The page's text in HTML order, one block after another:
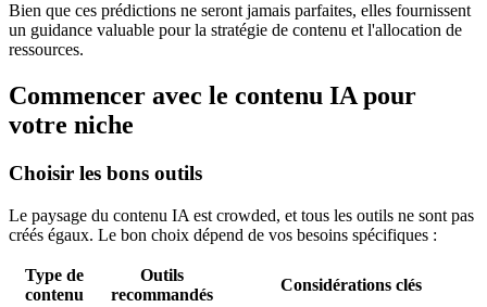
Bien que ces prédictions ne seront jamais parfaites, elles fournissent
un guidance valuable pour la stratégie de contenu et l'allocation de
ressources.
Commencer avec le contenu IA pour
votre niche
Choisir les bons outils
Le paysage du contenu IA est crowded, et tous les outils ne sont pas
créés égaux. Le bon choix dépend de vos besoins spécifiques :
Type de
contenu
Outils
recommandés
Considérations clés